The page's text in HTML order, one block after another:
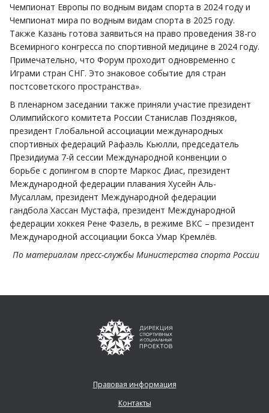
Чемпионат Европы по водным видам спорта в 2024 году и
Чемпионат мира по водным видам спорта в 2025 году.
Также Казань готова заявиться на право проведения 38-го
Всемирного конгресса по спортивной медицине в 2024 году.
Примечательно, что Форум проходит одновременно с
Играми стран СНГ. Это знаковое событие для стран
постсоветского пространства».
В пленарном заседании также приняли участие президент
Олимпийского комитета России Станислав Поздняков,
президент Глобальной ассоциации международных
спортивных федераций Рафаэль Кьюлли, председатель
Президиума 7-й сессии Международной конвенции о
борьбе с допингом в спорте Маркос Диас, президент
Международной федерации плавания Хусейн Аль-
Мусаллам, президент Международной федерации
гандбола Хассан Мустафа, президент Международной
федерации хоккея Рене Фазель, в режиме ВКС – президент
Международной ассоциации бокса Умар Кремлёв.
По материалам пресс-службы Министерства спорта России
Правовая информация
Контакты